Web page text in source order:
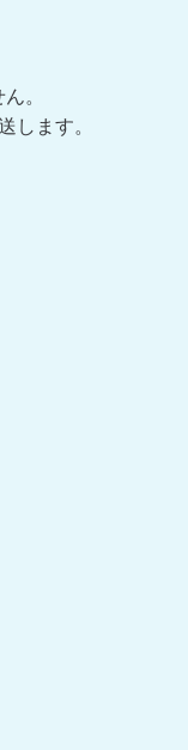
。
します。